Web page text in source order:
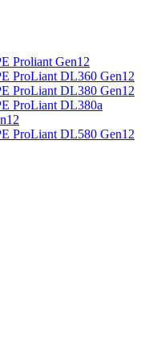
Proliant Gen12
ProLiant DL360 Gen12
ProLiant DL380 Gen12
ProLiant DL380a
ProLiant DL580 Gen12